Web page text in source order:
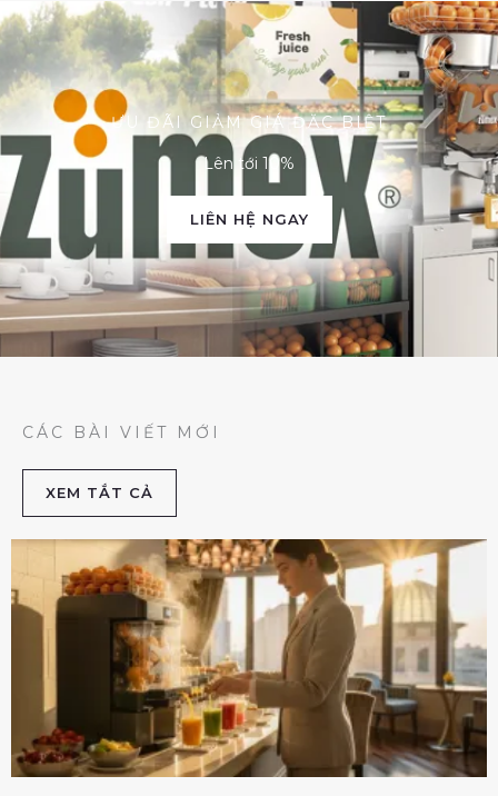
ƯU ĐÃI GIẢM GIÁ ĐẶC BIỆT
Lên tới 10%
LIÊN HỆ NGAY
CÁC BÀI VIẾT MỚI
XEM TẮT CẢ